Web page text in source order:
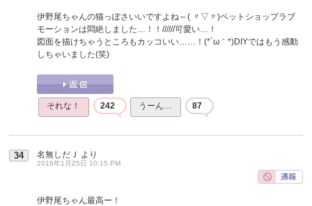
伊野尾ちゃんの猫っぽさいいですよね～( 〃▽〃)ペットショップラブ
モーションは悶絶しました…！！//////可愛い…！
図面を描けちゃうところもカッコいい……！(*´ω｀*)DIYではもう感動
しちゃいました(笑)
それな！ 242 うーん… 87
34 名無しだＪ より
2016年1月25日 10:15 PM
伊野尾ちゃん最高ー！